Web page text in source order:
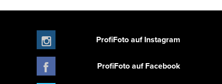
ProfiFoto auf Instagram
ProfiFoto auf Facebook